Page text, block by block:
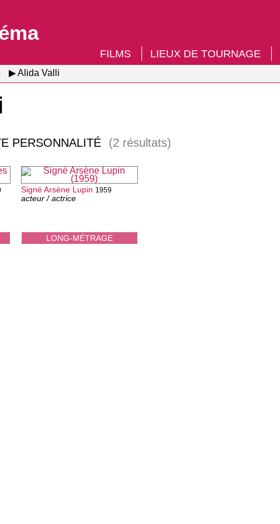
FILMS LIEUX DE TOURNAGE
Alida Valli
PERSONNALITÉ (2 résultats)
LONG-MÉTRAGE
Signé Arsène Lupin 1959
acteur / actrice